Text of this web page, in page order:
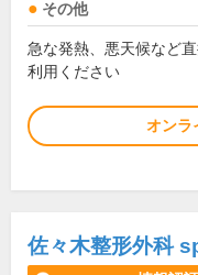
その他
急な発熱、悪天候など
利用ください
オンラ
佐々木整形外科